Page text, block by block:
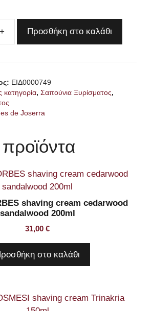
LOS
de
Shaving
ποσότητα
Προσθήκη στο καλάθι
ΕΙΔ0000749
κατηγορία, Σαπούνια Ξυρίσματος,
de Joserra
shaving cream cedarwood
sandalwood 200ml
31,00 €
στο καλάθι